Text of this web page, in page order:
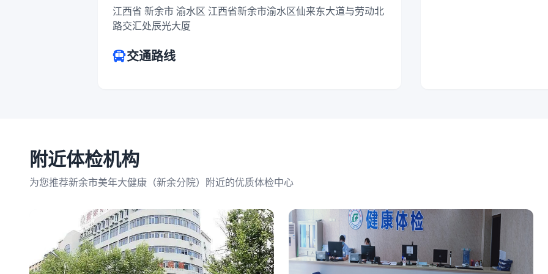
江西省 新余市 渝水区 江西省新余市渝水区仙来东大道与劳动北
路交汇处辰光大厦
交通路线
附近体检机构
为您推荐新余市美年大健康（新余分院）附近的优质体检中心